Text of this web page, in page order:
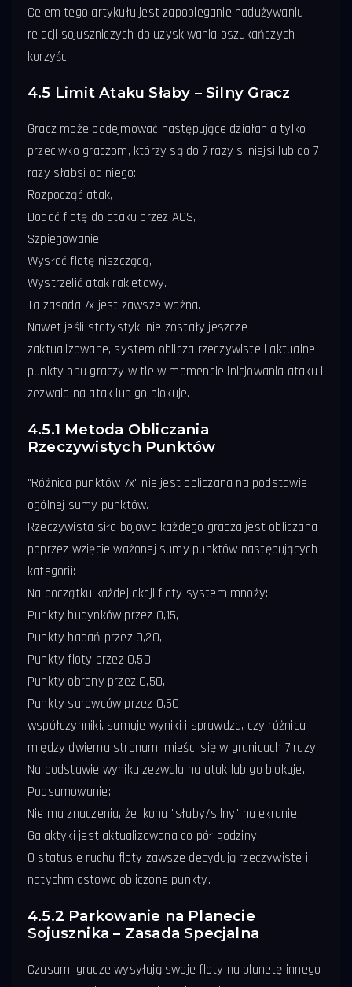
Celem tego artykułu jest zapobieganie nadużywaniu
relacji sojuszniczych do uzyskiwania oszukańczych
korzyści.
4.5 Limit Ataku Słaby – Silny Gracz
Gracz może podejmować następujące działania tylko
przeciwko graczom, którzy są do 7 razy silniejsi lub do 7
razy słabsi od niego:
Rozpocząć atak,
Dodać flotę do ataku przez ACS,
Szpiegowanie,
Wysłać flotę niszczącą,
Wystrzelić atak rakietowy.
Ta zasada 7x jest zawsze ważna.
Nawet jeśli statystyki nie zostały jeszcze
zaktualizowane, system oblicza rzeczywiste i aktualne
punkty obu graczy w tle w momencie inicjowania ataku i
zezwala na atak lub go blokuje.
4.5.1 Metoda Obliczania
Rzeczywistych Punktów
"Różnica punktów 7x" nie jest obliczana na podstawie
ogólnej sumy punktów.
Rzeczywista siła bojowa każdego gracza jest obliczana
poprzez wzięcie ważonej sumy punktów następujących
kategorii:
Na początku każdej akcji floty system mnoży:
Punkty budynków przez 0,15,
Punkty badań przez 0,20,
Punkty floty przez 0,50,
Punkty obrony przez 0,50,
Punkty surowców przez 0,60
współczynniki, sumuje wyniki i sprawdza, czy różnica
między dwiema stronami mieści się w granicach 7 razy.
Na podstawie wyniku zezwala na atak lub go blokuje.
Podsumowanie:
Nie ma znaczenia, że ikona "słaby/silny" na ekranie
Galaktyki jest aktualizowana co pół godziny.
O statusie ruchu floty zawsze decydują rzeczywiste i
natychmiastowo obliczone punkty.
4.5.2 Parkowanie na Planecie
Sojusznika – Zasada Specjalna
Czasami gracze wysyłają swoje floty na planetę innego